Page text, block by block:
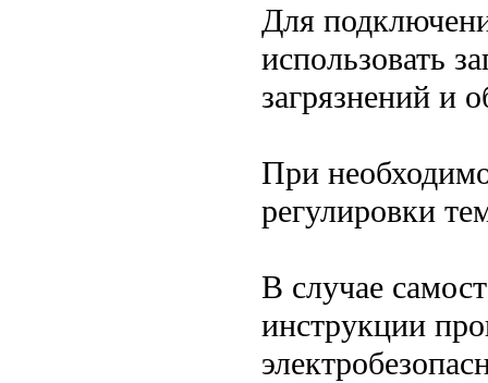
Для
использовать
загрязнений и
При
регулировки
В случае
инструкции